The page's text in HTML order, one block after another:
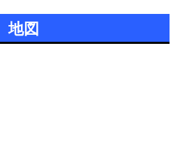
地図